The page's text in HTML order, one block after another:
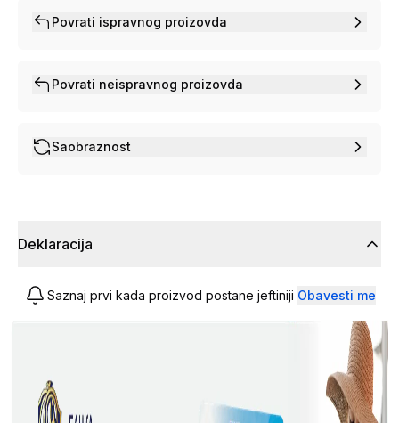
Povrati ispravnog proizovda
Povrati neispravnog proizovda
Saobraznost
Deklaracija
Saznaj prvi kada proizvod postane jeftiniji Obavesti me